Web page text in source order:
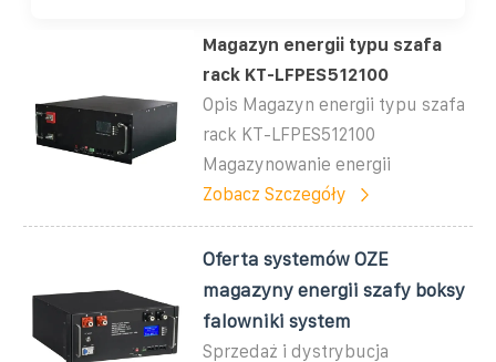
Magazyn energii typu szafa
rack KT-LFPES512100
Opis Magazyn energii typu szafa
rack KT-LFPES512100
Magazynowanie energii
Zobacz Szczegóły
Oferta systemów OZE
magazyny energii szafy boksy
falowniki system
Sprzedaż i dystrybucja